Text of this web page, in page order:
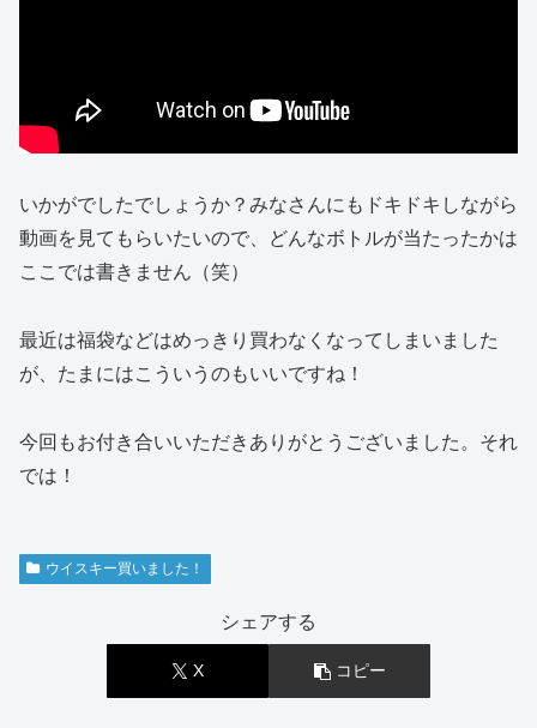
いかがでしたでしょうか？みなさんにもドキドキしながら
動画を見てもらいたいので、どんなボトルが当たったかは
ここでは書きません（笑）
最近は福袋などはめっきり買わなくなってしまいました
が、たまにはこういうのもいいですね！
今回もお付き合いいただきありがとうございました。それ
では！
ウイスキー買いました！
シェアする
X コピー